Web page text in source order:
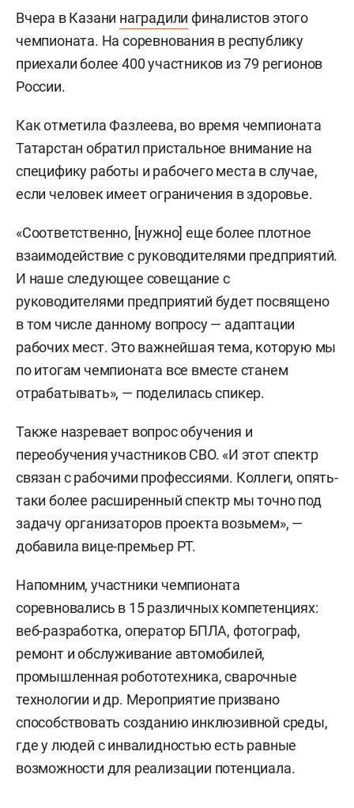
Вчера в Казани наградили финалистов этого
чемпионата. На соревнования в республику
приехали более 400 участников из 79 регионов
России.
Как отметила Фазлеева, во время чемпионата
Татарстан обратил пристальное внимание на
специфику работы и рабочего места в случае,
если человек имеет ограничения в здоровье.
«Соответственно, [нужно] еще более плотное
взаимодействие с руководителями предприятий.
И наше следующее совещание с
руководителями предприятий будет посвящено
в том числе данному вопросу — адаптации
рабочих мест. Это важнейшая тема, которую мы
по итогам чемпионата все вместе станем
отрабатывать», — поделилась спикер.
Также назревает вопрос обучения и
переобучения участников СВО. «И этот спектр
связан с рабочими профессиями. Коллеги, опять-
таки более расширенный спектр мы точно под
задачу организаторов проекта возьмем», —
добавила вице-премьер РТ.
Напомним, участники чемпионата
соревновались в 15 различных компетенциях:
веб-разработка, оператор БПЛА, фотограф,
ремонт и обслуживание автомобилей,
промышленная робототехника, сварочные
технологии и др. Мероприятие призвано
способствовать созданию инклюзивной среды,
где у людей с инвалидностью есть равные
возможности для реализации потенциала.